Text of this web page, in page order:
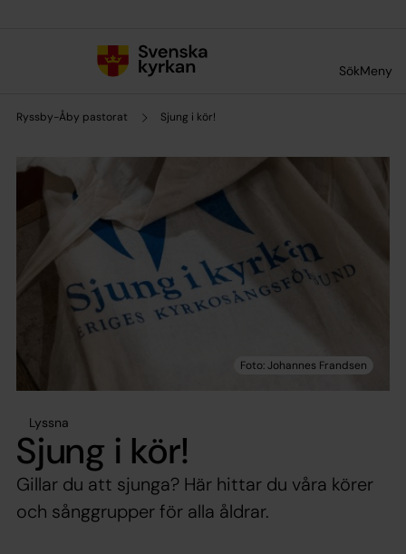
SökMeny
Ryssby-Åby pastorat Sjung i kör!
Lyssna
Sjung i kör!
Gillar du att sjunga? Här hittar du våra körer
och sånggrupper för alla åldrar.